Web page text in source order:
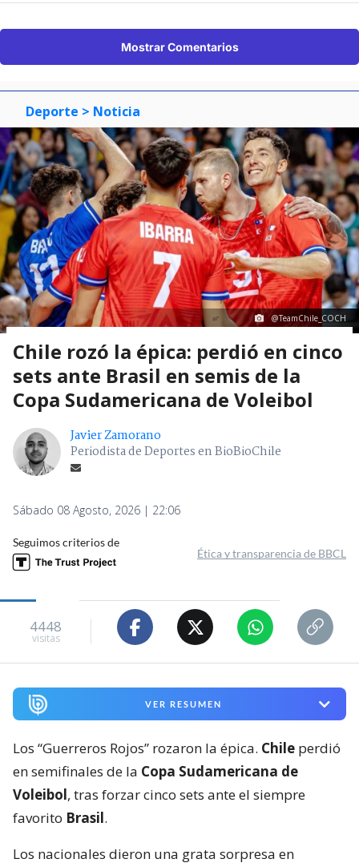
Mostrar Comentarios
Deporte > Noticia
@TeamChile_COCH
Chile rozó la épica: perdió en cinco
sets ante Brasil en semis de la
Copa Sudamericana de Voleibol
Javier Zamorano
Periodista de Deportes en BioBioChile
Sábado 08 Agosto, 2026 | 22:06
Seguimos criterios de
Ética y transparencia de BBCL
4448
visitas
VER RESUMEN
Los “Guerreros Rojos” rozaron la épica. Chile perdió
en semifinales de la Copa Sudamericana de
Voleibol, tras forzar cinco sets ante el siempre
favorito Brasil.
Los nacionales dieron una grata sorpresa en